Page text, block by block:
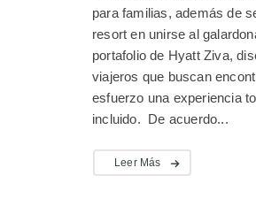
para familias, además de
resort en unirse al
portafolio de Hyatt Ziva,
viajeros que buscan
esfuerzo una experiencia
incluido. De acuerdo...
Leer Más